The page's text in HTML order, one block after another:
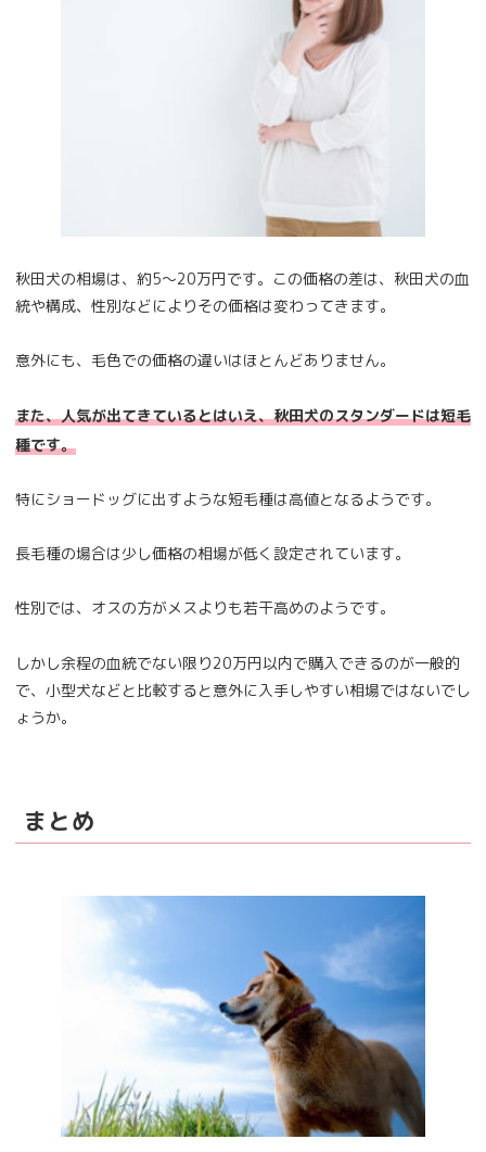
秋田犬の相場は、約5～20万円です。この価格の差は、秋田犬の血
統や構成、性別などによりその価格は変わってきます。
意外にも、毛色での価格の違いはほとんどありません。
また、人気が出てきているとはいえ、秋田犬のスタンダードは短毛
種です。
特にショードッグに出すような短毛種は高値となるようです。
長毛種の場合は少し価格の相場が低く設定されています。
性別では、オスの方がメスよりも若干高めのようです。
しかし余程の血統でない限り20万円以内で購入できるのが一般的
で、小型犬などと比較すると意外に入手しやすい相場ではないでし
ょうか。
まとめ